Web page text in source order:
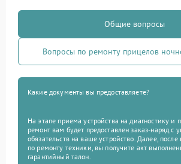
Общие вопросы
Вопросы по ремонту прицелов
Какие документы вы предоставляете?
На этапе приема устройства на диагностику и
ремонт вам будет предоставлен заказ-наряд с
обязательств на ваше устройство. Далее,
по ремонту техники, вы получите акт
гарантийный талон.